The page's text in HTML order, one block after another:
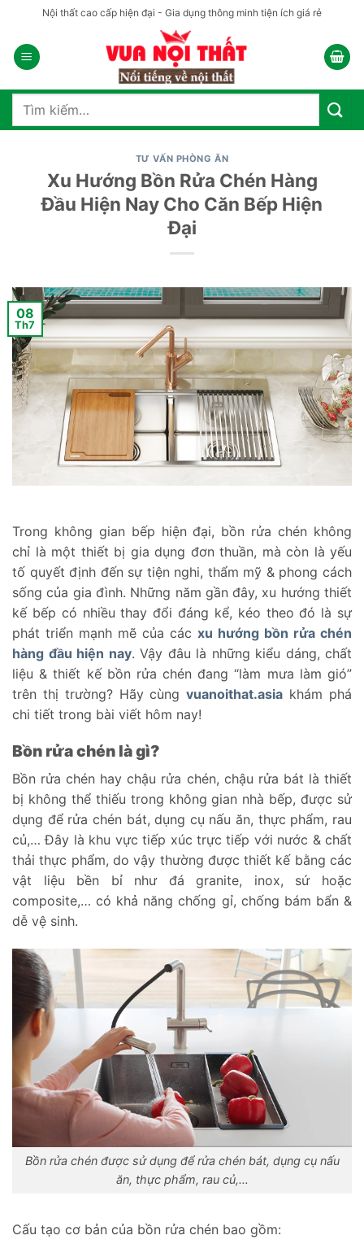
nội
dung
Nội thất cao cấp hiện đại - Gia dụng thông minh tiện ích giá rẻ
Tìm
TƯ VẤN PHÒNG ĂN
Xu Hướng Bồn Rửa Chén Hàng
Đầu Hiện Nay Cho Căn Bếp Hiện
Đại
08
Th7
Trong không gian bếp hiện đại, bồn rửa chén không
chỉ là một thiết bị gia dụng đơn thuần, mà còn là yếu
tố quyết định đến sự tiện nghi, thẩm mỹ & phong cách
sống của gia đình. Những năm gần đây, xu hướng thiết
kế bếp có nhiều thay đổi đáng kể, kéo theo đó là sự
phát triển mạnh mẽ của các xu hướng bồn rửa chén
hàng đầu hiện nay. Vậy đâu là những kiểu dáng, chất
liệu & thiết kế bồn rửa chén đang “làm mưa làm gió”
trên thị trường? Hãy cùngvuanoithat.asia khám phá
chi tiết trong bài viết hôm nay!
Bồn rửa chén là gì?
Bồn rửa chén hay chậu rửa chén, chậu rửa bát là thiết
bị không thể thiếu trong không gian nhà bếp, được sử
dụng để rửa chén bát, dụng cụ nấu ăn, thực phẩm, rau
củ,… Đây là khu vực tiếp xúc trực tiếp với nước & chất
thải thực phẩm, do vậy thường được thiết kế bằng các
vật liệu bền bỉ như đá granite, inox, sứ hoặc
composite,… có khả năng chống gỉ, chống bám bẩn &
dễ vệ sinh.
Bồn rửa chén được sử dụng để rửa chén bát, dụng cụ nấu
ăn, thực phẩm, rau củ,…
Cấu tạo cơ bản của bồn rửa chén bao gồm: